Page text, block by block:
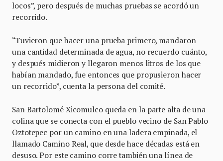
locos”, pero después de muchas pruebas se acordó un
recorrido.
“Tuvieron que hacer una prueba primero, mandaron
una cantidad determinada de agua, no recuerdo cuánto,
y después midieron y llegaron menos litros de los que
habían mandado, fue entonces que propusieron hacer
un recorrido”, cuenta la persona del comité.
San Bartolomé Xicomulco queda en la parte alta de una
colina que se conecta con el pueblo vecino de San Pablo
Oztotepec por un camino en una ladera empinada, el
llamado Camino Real, que desde hace décadas está en
desuso. Por este camino corre también una línea de